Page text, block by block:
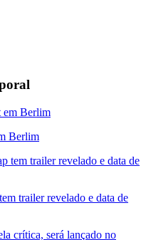
Berlim
trailer revelado e data de